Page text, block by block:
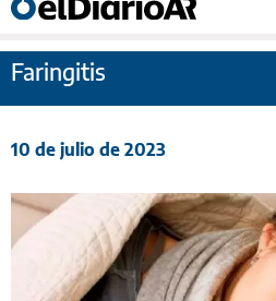
Faringitis
10 de julio de 2023